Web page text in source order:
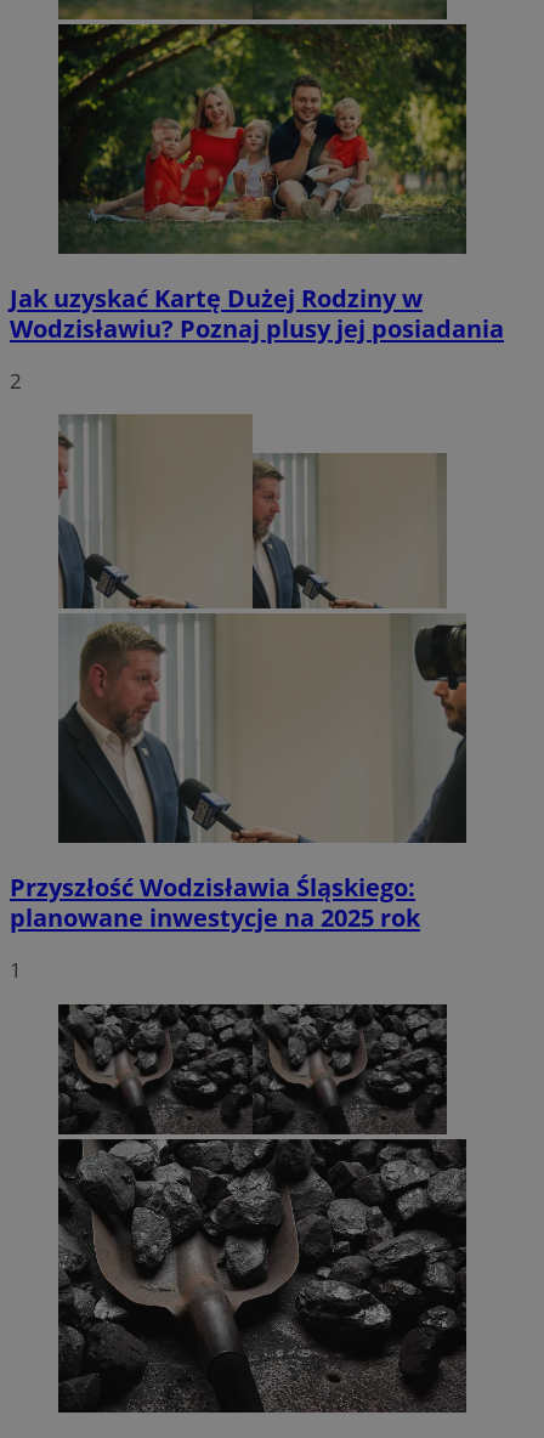
Jak uzyskać Kartę Dużej Rodziny w
Wodzisławiu? Poznaj plusy jej posiadania
2
Przyszłość Wodzisławia Śląskiego:
planowane inwestycje na 2025 rok
1